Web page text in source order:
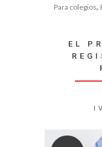
Para colegios,
EL